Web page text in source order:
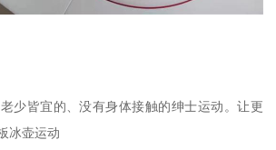
少皆宜的、没有身体接触的绅士运动。让更
冰壶运动